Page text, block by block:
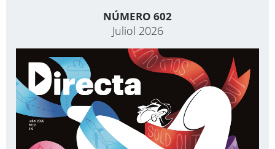
NÚMERO 602
Juliol 2026